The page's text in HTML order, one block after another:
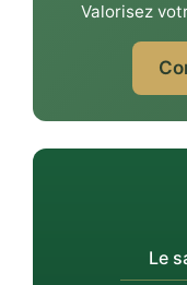
Valorisez
Le